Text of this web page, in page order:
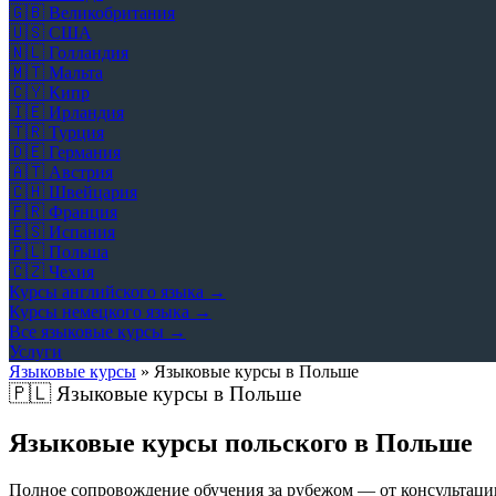
🇬🇧 Великобритания
🇺🇸 США
🇳🇱 Голландия
🇲🇹 Мальта
🇨🇾 Кипр
🇮🇪 Ирландия
🇹🇷 Турция
🇩🇪 Германия
🇦🇹 Австрия
🇨🇭 Швейцария
🇫🇷 Франция
🇪🇸 Испания
🇵🇱 Польша
🇨🇿 Чехия
Курсы английского языка →
Курсы немецкого языка →
Все языковые курсы →
Услуги
Языковые курсы » Языковые курсы в Польше
🇵🇱Языковые курсы в Польше
Языковые курсы польского в Польше
Полное сопровождение обучения за рубежом — от